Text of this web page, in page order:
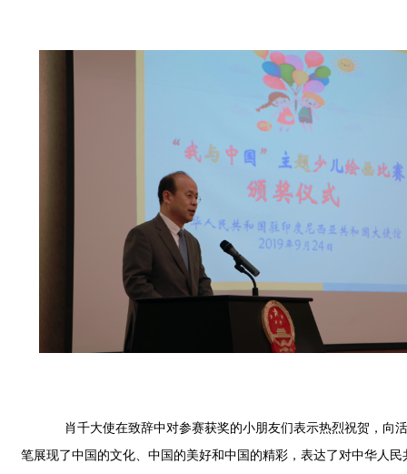
肖千大使在致辞中对参赛获奖的小朋友们表示热烈祝贺，向活
笔展现了中国的文化、中国的美好和中国的精彩，表达了对中华人